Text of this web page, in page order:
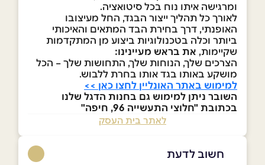
ומרגישה איתו נוח בכל סיטואציה.
לאורך כל תהליך ייצור הבגד, החל מעיצובו
האופנתי, דרך בחירת הבד המתאים והאיכותי
ביותר וכלה בטכנולוגיות ביצוע מן המתקדמות
שקיימות, את בראש מעיינינו:
הצרכים שלך, הנוחות שלך, התחושות שלך – הכל
מושקע באותו בגד אותו בחרת ללבוש.
למימוש באתר האונליין לחצו כאן >>
השובר ניתן למימוש גם בחנות הדגל שלנו
בכתובת "חלוצי התעשייה 96, חיפה"
לאתר בית העסק
חשוב לדעת